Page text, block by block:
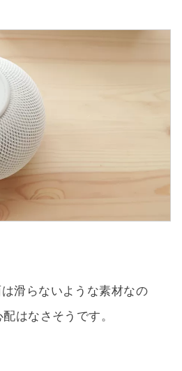
滑らないような素材なの
はなさそうです。